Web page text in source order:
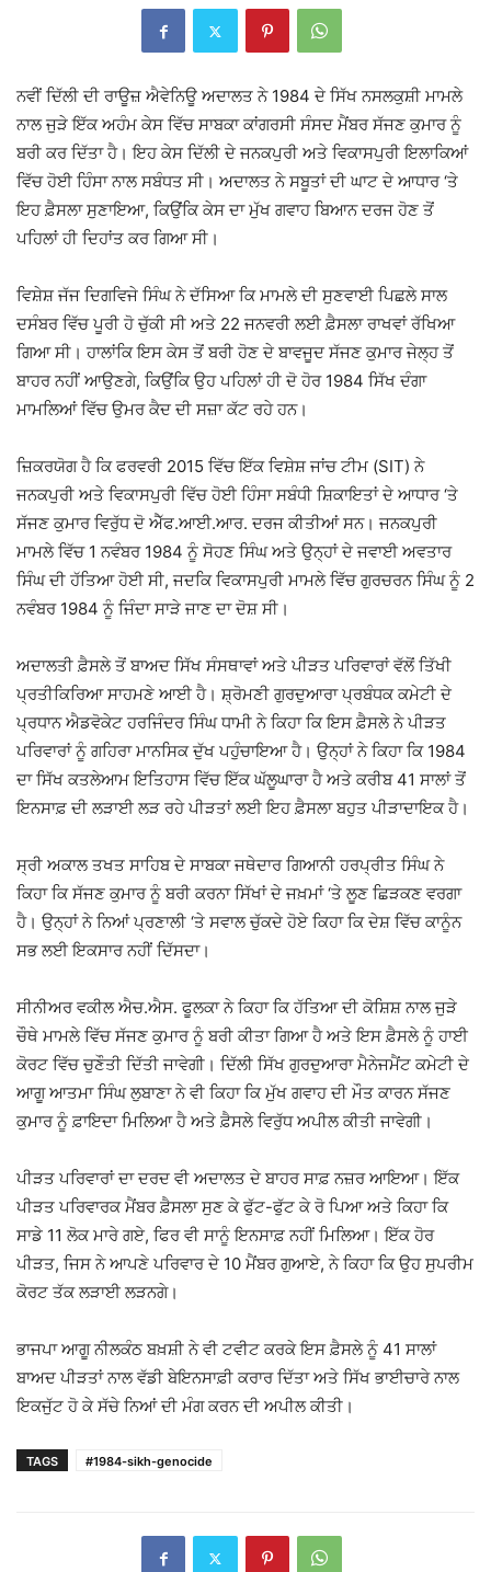
ਨਵੀਂ ਦਿੱਲੀ ਦੀ ਰਾਊਜ਼ ਐਵੇਨਿਊ ਅਦਾਲਤ ਨੇ 1984 ਦੇ ਸਿੱਖ ਨਸਲਕੁਸ਼ੀ ਮਾਮਲੇ
ਨਾਲ ਜੁੜੇ ਇੱਕ ਅਹੰਮ ਕੇਸ ਵਿੱਚ ਸਾਬਕਾ ਕਾਂਗਰਸੀ ਸੰਸਦ ਮੈਂਬਰ ਸੱਜਣ ਕੁਮਾਰ ਨੂੰ
ਬਰੀ ਕਰ ਦਿੱਤਾ ਹੈ। ਇਹ ਕੇਸ ਦਿੱਲੀ ਦੇ ਜਨਕਪੁਰੀ ਅਤੇ ਵਿਕਾਸਪੁਰੀ ਇਲਾਕਿਆਂ
ਵਿੱਚ ਹੋਈ ਹਿੰਸਾ ਨਾਲ ਸਬੰਧਤ ਸੀ। ਅਦਾਲਤ ਨੇ ਸਬੂਤਾਂ ਦੀ ਘਾਟ ਦੇ ਆਧਾਰ ‘ਤੇ
ਇਹ ਫ਼ੈਸਲਾ ਸੁਣਾਇਆ, ਕਿਉਂਕਿ ਕੇਸ ਦਾ ਮੁੱਖ ਗਵਾਹ ਬਿਆਨ ਦਰਜ ਹੋਣ ਤੋਂ
ਪਹਿਲਾਂ ਹੀ ਦਿਹਾਂਤ ਕਰ ਗਿਆ ਸੀ।
ਵਿਸ਼ੇਸ਼ ਜੱਜ ਦਿਗਵਿਜੇ ਸਿੰਘ ਨੇ ਦੱਸਿਆ ਕਿ ਮਾਮਲੇ ਦੀ ਸੁਣਵਾਈ ਪਿਛਲੇ ਸਾਲ
ਦਸੰਬਰ ਵਿੱਚ ਪੂਰੀ ਹੋ ਚੁੱਕੀ ਸੀ ਅਤੇ 22 ਜਨਵਰੀ ਲਈ ਫ਼ੈਸਲਾ ਰਾਖਵਾਂ ਰੱਖਿਆ
ਗਿਆ ਸੀ। ਹਾਲਾਂਕਿ ਇਸ ਕੇਸ ਤੋਂ ਬਰੀ ਹੋਣ ਦੇ ਬਾਵਜੂਦ ਸੱਜਣ ਕੁਮਾਰ ਜੇਲ੍ਹ ਤੋਂ
ਬਾਹਰ ਨਹੀਂ ਆਉਣਗੇ, ਕਿਉਂਕਿ ਉਹ ਪਹਿਲਾਂ ਹੀ ਦੋ ਹੋਰ 1984 ਸਿੱਖ ਦੰਗਾ
ਮਾਮਲਿਆਂ ਵਿੱਚ ਉਮਰ ਕੈਦ ਦੀ ਸਜ਼ਾ ਕੱਟ ਰਹੇ ਹਨ।
ਜ਼ਿਕਰਯੋਗ ਹੈ ਕਿ ਫਰਵਰੀ 2015 ਵਿੱਚ ਇੱਕ ਵਿਸ਼ੇਸ਼ ਜਾਂਚ ਟੀਮ (SIT) ਨੇ
ਜਨਕਪੁਰੀ ਅਤੇ ਵਿਕਾਸਪੁਰੀ ਵਿੱਚ ਹੋਈ ਹਿੰਸਾ ਸਬੰਧੀ ਸ਼ਿਕਾਇਤਾਂ ਦੇ ਆਧਾਰ ‘ਤੇ
ਸੱਜਣ ਕੁਮਾਰ ਵਿਰੁੱਧ ਦੋ ਐੱਫ.ਆਈ.ਆਰ. ਦਰਜ ਕੀਤੀਆਂ ਸਨ। ਜਨਕਪੁਰੀ
ਮਾਮਲੇ ਵਿੱਚ 1 ਨਵੰਬਰ 1984 ਨੂੰ ਸੋਹਣ ਸਿੰਘ ਅਤੇ ਉਨ੍ਹਾਂ ਦੇ ਜਵਾਈ ਅਵਤਾਰ
ਸਿੰਘ ਦੀ ਹੱਤਿਆ ਹੋਈ ਸੀ, ਜਦਕਿ ਵਿਕਾਸਪੁਰੀ ਮਾਮਲੇ ਵਿੱਚ ਗੁਰਚਰਨ ਸਿੰਘ ਨੂੰ 2
ਨਵੰਬਰ 1984 ਨੂੰ ਜਿੰਦਾ ਸਾੜੇ ਜਾਣ ਦਾ ਦੋਸ਼ ਸੀ।
ਅਦਾਲਤੀ ਫ਼ੈਸਲੇ ਤੋਂ ਬਾਅਦ ਸਿੱਖ ਸੰਸਥਾਵਾਂ ਅਤੇ ਪੀੜਤ ਪਰਿਵਾਰਾਂ ਵੱਲੋਂ ਤਿੱਖੀ
ਪ੍ਰਤੀਕਿਰਿਆ ਸਾਹਮਣੇ ਆਈ ਹੈ। ਸ਼੍ਰੋਮਣੀ ਗੁਰਦੁਆਰਾ ਪ੍ਰਬੰਧਕ ਕਮੇਟੀ ਦੇ
ਪ੍ਰਧਾਨ ਐਡਵੋਕੇਟ ਹਰਜਿੰਦਰ ਸਿੰਘ ਧਾਮੀ ਨੇ ਕਿਹਾ ਕਿ ਇਸ ਫ਼ੈਸਲੇ ਨੇ ਪੀੜਤ
ਪਰਿਵਾਰਾਂ ਨੂੰ ਗਹਿਰਾ ਮਾਨਸਿਕ ਦੁੱਖ ਪਹੁੰਚਾਇਆ ਹੈ। ਉਨ੍ਹਾਂ ਨੇ ਕਿਹਾ ਕਿ 1984
ਦਾ ਸਿੱਖ ਕਤਲੇਆਮ ਇਤਿਹਾਸ ਵਿੱਚ ਇੱਕ ਘੱਲੂਘਾਰਾ ਹੈ ਅਤੇ ਕਰੀਬ 41 ਸਾਲਾਂ ਤੋਂ
ਇਨਸਾਫ਼ ਦੀ ਲੜਾਈ ਲੜ ਰਹੇ ਪੀੜਤਾਂ ਲਈ ਇਹ ਫ਼ੈਸਲਾ ਬਹੁਤ ਪੀੜਾਦਾਇਕ ਹੈ।
ਸ੍ਰੀ ਅਕਾਲ ਤਖਤ ਸਾਹਿਬ ਦੇ ਸਾਬਕਾ ਜਥੇਦਾਰ ਗਿਆਨੀ ਹਰਪ੍ਰੀਤ ਸਿੰਘ ਨੇ
ਕਿਹਾ ਕਿ ਸੱਜਣ ਕੁਮਾਰ ਨੂੰ ਬਰੀ ਕਰਨਾ ਸਿੱਖਾਂ ਦੇ ਜਖ਼ਮਾਂ ‘ਤੇ ਲੂਣ ਛਿੜਕਣ ਵਰਗਾ
ਹੈ। ਉਨ੍ਹਾਂ ਨੇ ਨਿਆਂ ਪ੍ਰਣਾਲੀ ‘ਤੇ ਸਵਾਲ ਚੁੱਕਦੇ ਹੋਏ ਕਿਹਾ ਕਿ ਦੇਸ਼ ਵਿੱਚ ਕਾਨੂੰਨ
ਸਭ ਲਈ ਇਕਸਾਰ ਨਹੀਂ ਦਿੱਸਦਾ।
ਸੀਨੀਅਰ ਵਕੀਲ ਐਚ.ਐਸ. ਫੂਲਕਾ ਨੇ ਕਿਹਾ ਕਿ ਹੱਤਿਆ ਦੀ ਕੋਸ਼ਿਸ਼ ਨਾਲ ਜੁੜੇ
ਚੌਥੇ ਮਾਮਲੇ ਵਿੱਚ ਸੱਜਣ ਕੁਮਾਰ ਨੂੰ ਬਰੀ ਕੀਤਾ ਗਿਆ ਹੈ ਅਤੇ ਇਸ ਫ਼ੈਸਲੇ ਨੂੰ ਹਾਈ
ਕੋਰਟ ਵਿੱਚ ਚੁਣੌਤੀ ਦਿੱਤੀ ਜਾਵੇਗੀ। ਦਿੱਲੀ ਸਿੱਖ ਗੁਰਦੁਆਰਾ ਮੈਨੇਜਮੈਂਟ ਕਮੇਟੀ ਦੇ
ਆਗੂ ਆਤਮਾ ਸਿੰਘ ਲੁਬਾਣਾ ਨੇ ਵੀ ਕਿਹਾ ਕਿ ਮੁੱਖ ਗਵਾਹ ਦੀ ਮੌਤ ਕਾਰਨ ਸੱਜਣ
ਕੁਮਾਰ ਨੂੰ ਫ਼ਾਇਦਾ ਮਿਲਿਆ ਹੈ ਅਤੇ ਫ਼ੈਸਲੇ ਵਿਰੁੱਧ ਅਪੀਲ ਕੀਤੀ ਜਾਵੇਗੀ।
ਪੀੜਤ ਪਰਿਵਾਰਾਂ ਦਾ ਦਰਦ ਵੀ ਅਦਾਲਤ ਦੇ ਬਾਹਰ ਸਾਫ਼ ਨਜ਼ਰ ਆਇਆ। ਇੱਕ
ਪੀੜਤ ਪਰਿਵਾਰਕ ਮੈਂਬਰ ਫ਼ੈਸਲਾ ਸੁਣ ਕੇ ਫੁੱਟ-ਫੁੱਟ ਕੇ ਰੋ ਪਿਆ ਅਤੇ ਕਿਹਾ ਕਿ
ਸਾਡੇ 11 ਲੋਕ ਮਾਰੇ ਗਏ, ਫਿਰ ਵੀ ਸਾਨੂੰ ਇਨਸਾਫ਼ ਨਹੀਂ ਮਿਲਿਆ। ਇੱਕ ਹੋਰ
ਪੀੜਤ, ਜਿਸ ਨੇ ਆਪਣੇ ਪਰਿਵਾਰ ਦੇ 10 ਮੈਂਬਰ ਗੁਆਏ, ਨੇ ਕਿਹਾ ਕਿ ਉਹ ਸੁਪਰੀਮ
ਕੋਰਟ ਤੱਕ ਲੜਾਈ ਲੜਨਗੇ।
ਭਾਜਪਾ ਆਗੂ ਨੀਲਕੰਠ ਬਖ਼ਸ਼ੀ ਨੇ ਵੀ ਟਵੀਟ ਕਰਕੇ ਇਸ ਫ਼ੈਸਲੇ ਨੂੰ 41 ਸਾਲਾਂ
ਬਾਅਦ ਪੀੜਤਾਂ ਨਾਲ ਵੱਡੀ ਬੇਇਨਸਾਫ਼ੀ ਕਰਾਰ ਦਿੱਤਾ ਅਤੇ ਸਿੱਖ ਭਾਈਚਾਰੇ ਨਾਲ
ਇਕਜੁੱਟ ਹੋ ਕੇ ਸੱਚੇ ਨਿਆਂ ਦੀ ਮੰਗ ਕਰਨ ਦੀ ਅਪੀਲ ਕੀਤੀ।
TAGS #1984-sikh-genocide